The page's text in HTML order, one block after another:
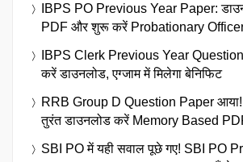
IBPS PO Previous Year Paper:
PDF और शुरू करें Probationary Officer
IBPS Clerk Previous Year
करें डाउनलोड, एग्जाम में मिलेगा बेनिफिट
RRB Group D Question Paper आया!
तुरंत डाउनलोड करें Memory Based
SBI PO में यही सवाल पूछे गए! SBI PO